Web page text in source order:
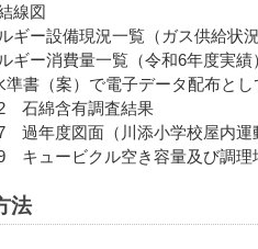
線図
ギー設備現況一覧（ガス供給状
ギー消費量一覧（令和6年度実績
準書（案）で電子データ配布と
2 石綿含有調査結果
過年度図面（川添小学校屋内運
キュービクル空き容量及び調理
法